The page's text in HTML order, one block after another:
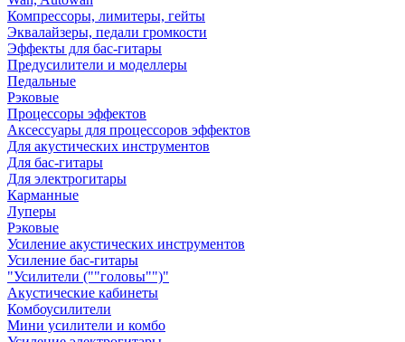
Компрессоры, лимитеры, гейты
Эквалайзеры, педали громкости
Эффекты для бас-гитары
Предусилители и моделлеры
Педальные
Рэковые
Процессоры эффектов
Аксессуары для процессоров эффектов
Для акустических инструментов
Для бас-гитары
Для электрогитары
Карманные
Луперы
Рэковые
Усиление акустических инструментов
Усиление бас-гитары
"Усилители (""головы"")"
Акустические кабинеты
Комбоусилители
Мини усилители и комбо